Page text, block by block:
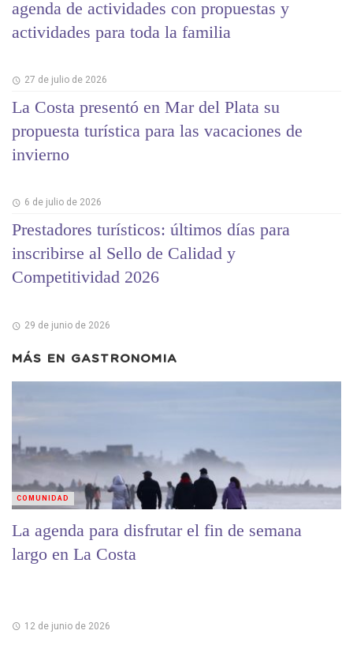
agenda de actividades con propuestas y
actividades para toda la familia
27 de julio de 2026
La Costa presentó en Mar del Plata su
propuesta turística para las vacaciones de
invierno
6 de julio de 2026
Prestadores turísticos: últimos días para
inscribirse al Sello de Calidad y
Competitividad 2026
29 de junio de 2026
MÁS EN GASTRONOMIA
La agenda para disfrutar el fin de semana
largo en La Costa
12 de junio de 2026
COMUNIDAD